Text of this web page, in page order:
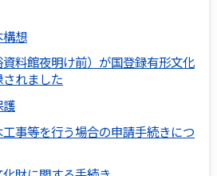
想
料館夜明け前）が国登録有形文化
れました
護
事等を行う場合の申請手続きにつ